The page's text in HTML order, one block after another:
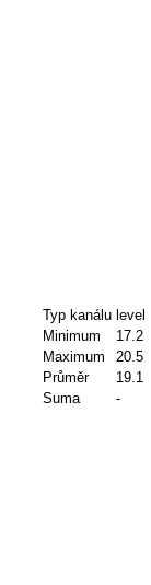
Typ kanálu level
Minimum
17.2
Maximum
20.5
Průměr
19.1
Suma
-